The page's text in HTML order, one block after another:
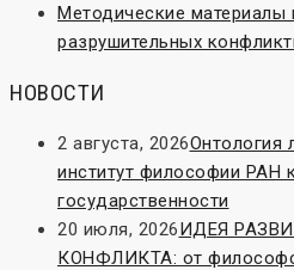
Методические материалы
разрушительных
НОВОСТИ
2 августа, 2026Онтология
институт философии РАН
государственности
20 июля, 2026ИДЕЯ
КОНФЛИКТА: от